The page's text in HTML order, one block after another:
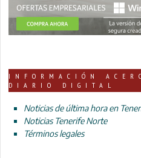
INFORMACIÓN
DIARIO DIGITAL
Noticias de última hora en
Noticias Tenerife Norte
Términos legales